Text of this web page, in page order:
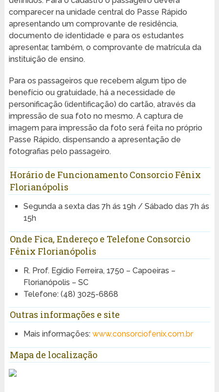
comparecer na unidade central do Passe Rápido
apresentando um comprovante de residência,
documento de identidade e para os estudantes
apresentar, também, o comprovante de matrícula da
instituição de ensino.
Para os passageiros que recebem algum tipo de
benefício ou gratuidade, há a necessidade de
personificação (identificação) do cartão, através da
impressão de sua foto no mesmo. A captura de
imagem para impressão da foto será feita no próprio
Passe Rápido, dispensando a apresentação de
fotografias pelo passageiro.
Horário de Funcionamento Consorcio Fênix
Florianópolis
Segunda a sexta das 7h ás 19h / Sábado das 7h ás
15h
Onde Fica, Endereço e Telefone Consorcio
Fênix Florianópolis
R. Prof. Egídio Ferreira, 1750 – Capoeiras –
Florianópolis – SC
Telefone: (48) 3025-6868
Outras informações e site
Mais informações: www.consorciofenix.com.br
Mapa de localização